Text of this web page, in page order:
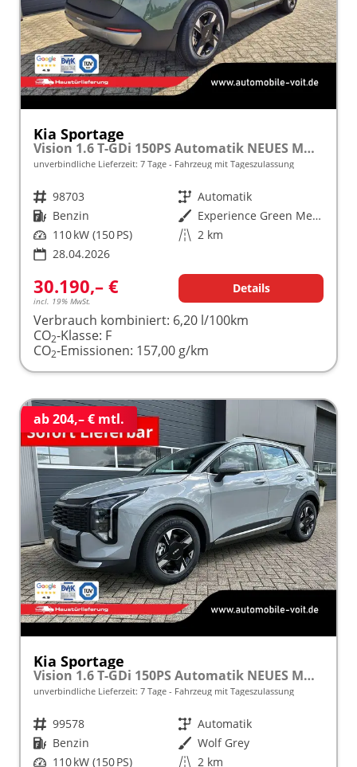
Kia Sportage
Vision 1.6 T-GDi 150PS Automatik NEUES MODELL MY26 FACELIFT Sitzheizung Lenkradheizung Klimaautomatik Navi Bluetooth Touchscreen Apple CarPlay Android Auto PDC v+h 17"LM Rückf.Kamera ACC 2x Keyless
unverbindliche Lieferzeit: 7 Tage Fahrzeug mit Tageszulassung
Fahrzeugnr. 98703 Getriebe Automatik
Kraftstoff Benzin Außenfarbe
Experience Green Metallic
Leistung 110 kW (150 PS) Kilometerstand 2 km
28.04.2026
30.190,– €
incl. 19% MwSt.
Details
Verbrauch kombiniert: 6,20 l/100km
CO2-Klasse: F
CO2-Emissionen: 157,00 g/km
ab 204,– € mtl.
Kia Sportage
Vision 1.6 T-GDi 150PS Automatik NEUES MODELL MY26 FACELIFT Sitzheizung Lenkradheizung Klimaautomatik Navi Bluetooth Touchscreen Apple CarPlay Android Auto PDC v+h 17"LM Rückf.Kamera ACC 2x Keyless
unverbindliche Lieferzeit: 7 Tage Fahrzeug mit Tageszulassung
Fahrzeugnr. 99578 Getriebe Automatik
Kraftstoff Benzin Außenfarbe Wolf Grey
Leistung 110 kW (150 PS) Kilometerstand 2 km